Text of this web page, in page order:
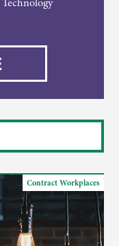
Contract Workplaces